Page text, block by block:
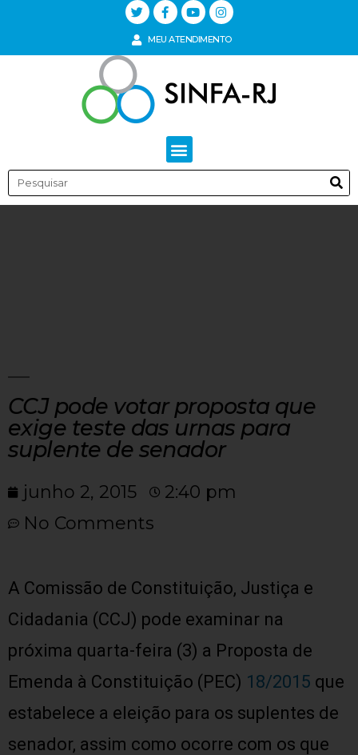
MEU ATENDIMENTO
CCJ pode votar proposta que
exige teste das urnas para
suplente de senador
junho 2, 2015
2:40 pm
No Comments
A Comissão de Constituição, Justiça e
Cidadania (CCJ) pode examinar na
próxima quarta-feira (3) a Proposta de
Emenda à Constituição (PEC) 18/2015 que
estabelece a eleição para os suplentes de
senador, assim como ocorre com os que